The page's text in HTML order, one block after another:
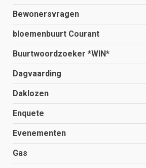
Bewonersvragen
bloemenbuurt Courant
Buurtwoordzoeker *WIN*
Dagvaarding
Daklozen
Enquete
Evenementen
Gas